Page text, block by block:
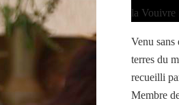
Venu sans
terres du
recueilli
Membre